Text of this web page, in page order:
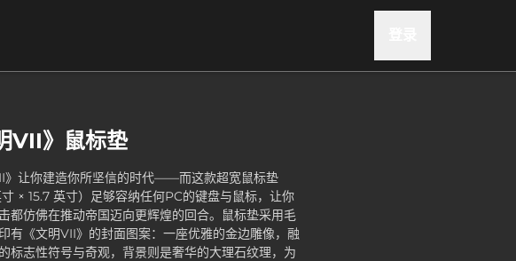
VII》鼠标垫
》让你建造你所坚信的时代——而这款超宽鼠标垫
寸 × 15.7 英寸）足够容纳任何PC的键盘与鼠标，让你
都仿佛在推动帝国迈向更辉煌的回合。鼠标垫采用毛
有《文明VII》的封面图案：一座优雅的金边雕像，融
标志性符号与奇观，背景则是奢华的大理石纹理，为